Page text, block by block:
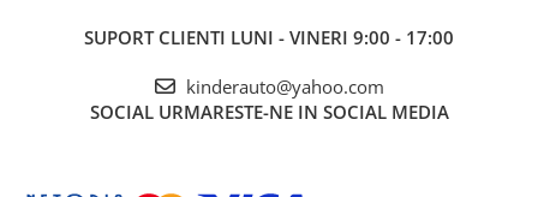
confortabil pentru 2 copii
Flash player Mp3 cu conexiune Bluetooth, port
SUPORT CLIENTI LUNI - VINERI 9:00 - 17:00
kinderauto@yahoo.com
SOCIAL URMARESTE-NE IN SOCIAL MEDIA